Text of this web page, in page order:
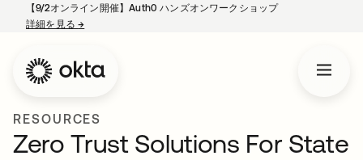
【9/2オンライン開催】Auth0 ハンズオンワークショップ
詳細を見る→
RESOURCES
Zero Trust Solutions For State